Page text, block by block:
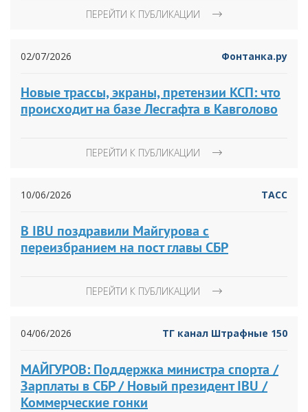
ПЕРЕЙТИ К ПУБЛИКАЦИИ
02/07/2026 Фонтанка.ру
Новые трассы, экраны, претензии КСП: что
происходит на базе Лесгафта в Кавголово
ПЕРЕЙТИ К ПУБЛИКАЦИИ
10/06/2026 ТАСС
В IBU поздравили Майгурова с
переизбранием на пост главы СБР
ПЕРЕЙТИ К ПУБЛИКАЦИИ
04/06/2026 ТГ канал Штрафные 150
МАЙГУРОВ: Поддержка министра спорта /
Зарплаты в СБР / Новый президент IBU /
Коммерческие гонки